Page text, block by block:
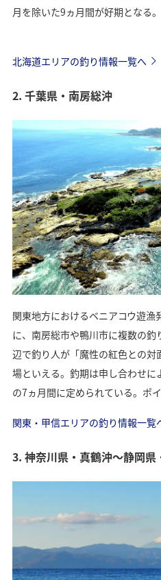
月を除いた9ヵ月間が好期となる。
北海道エリアの釣り情報一覧へ
2. 千葉県・南房総沖
関東地方におけるベニアコウ遊
に、南房総市や鴨川市に複数の
辺で釣り人が「魔性の紅色との対
場といえる。釣期は申し合わせ
の7ヵ月間に定められている。ポ
関東・甲信エリアの釣り情報一覧
3. 神奈川県・真鶴沖～静岡県